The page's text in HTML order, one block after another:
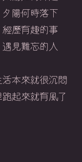
夕陽何時落下
經歷有趣的事
遇見難忘的人
活本來就很沉悶
跑起來就有風了